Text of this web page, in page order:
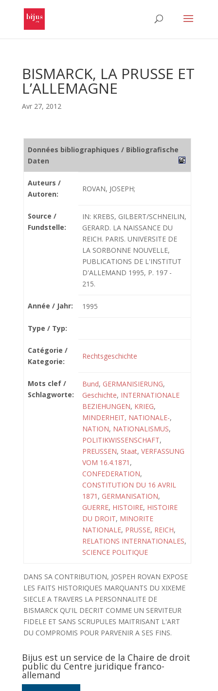
BISMARCK, LA PRUSSE ET
L’ALLEMAGNE
Avr 27, 2012
Données bibliographiques / Bibliografische
Daten
Auteurs /
Autoren:
ROVAN, JOSEPH;
Source /
Fundstelle:
IN: KREBS, GILBERT/SCHNEILIN,
GERARD. LA NAISSANCE DU
REICH. PARIS. UNIVERSITE DE
LA SORBONNE NOUVELLE,
PUBLICATIONS DE L'INSTITUT
D'ALLEMAND 1995, P. 197 -
215.
Année / Jahr: 1995
Type / Typ:
Catégorie /
Kategorie:
Rechtsgeschichte
Mots clef /
Schlagworte:
Bund, GERMANISIERUNG,
Geschichte, INTERNATIONALE
BEZIEHUNGEN, KRIEG,
MINDERHEIT, NATIONALE-,
NATION, NATIONALISMUS,
POLITIKWISSENSCHAFT,
PREUSSEN, Staat, VERFASSUNG
VOM 16.4.1871 ,
CONFEDERATION,
CONSTITUTION DU 16 AVRIL
1871 , GERMANISATION,
GUERRE, HISTOIRE, HISTOIRE
DU DROIT, MINORITE
NATIONALE, PRUSSE, REICH,
RELATIONS INTERNATIONALES,
SCIENCE POLITIQUE
DANS SA CONTRIBUTION, JOSPEH ROVAN EXPOSE
LES FAITS HISTORIQUES MARQUANTS DU XIXEME
SIECLE A TRAVERS LA PERSONNALITE DE
BISMARCK QU'IL DECRIT COMME UN SERVITEUR
FIDELE ET SANS SCRUPULES MAITRISANT L'ART
DU COMPROMIS POUR PARVENIR A SES FINS.
Bijus est un service de la Chaire de droit
public du Centre juridique franco-
allemand